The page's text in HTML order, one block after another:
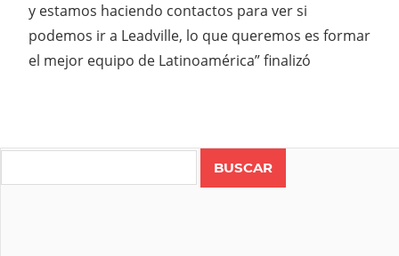
y estamos haciendo contactos para ver si
podemos ir a Leadville, lo que queremos es formar
el mejor equipo de Latinoamérica” finalizó